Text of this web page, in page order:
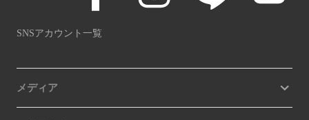
SNSアカウント一覧
メディア